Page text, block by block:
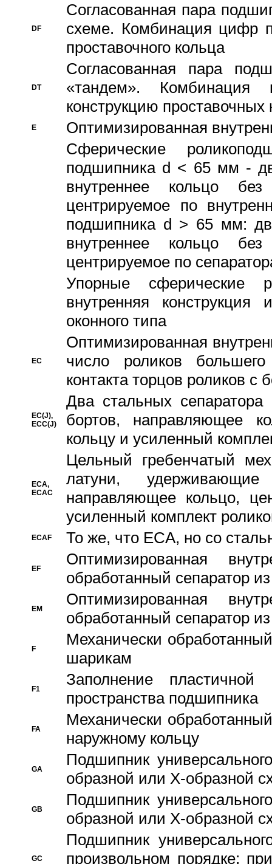
DF
Согласованная пара
схеме. Комбинация цифр
проставочного кольца
DT
Согласованная пара
«тандем».
конструкцию проставочных
E
Оптимизированная
Сферические
подшипника d < 65 мм -
внутреннее кольцо
центрируемое по
подшипника d > 65 мм:
внутреннее кольцо
центрируемое по
Упорные сферические
внутренняя
оконного типа
EC
Oптимизированная
число роликов
контакта торцов роликов с
EC(J),
ECC(J)
Два стальных сепаратора
бортов, направляющее
кольцу и усиленный
ECA,
ECAC
Цельный гребенчатый
латуни,
направляющее кольцо,
усиленный комплект
ECAF То же, что ECA, но со
EF
Оптимизированная
обработанный сепаратор
EM
Оптимизированная
обработанный сепаратор
F
Механически
шарикам
F1
Заполнение
пространства подшипника
FA
Механически
наружному кольцу
GA
Подшипник
образной или Х-образной
GB
Подшипник
образной или Х-образной
GC
Подшипник
произвольном порядке;